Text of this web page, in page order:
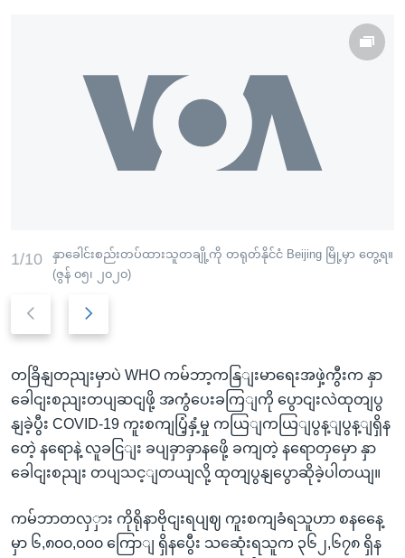
1/10
နှာခေါင်းစည်းတပ်ထားသူတချို့ကို တရုတ်နိုင်ငံ Beijing မြို့မှာ တွေ့ရ။
(ဇွန် ၀၅၊ ၂၀၂၀)
v
i
o
u
s
l
i
t
s
l
i
d
တခြိနျတညျးမှာပဲ WHO ကမ်ဘာ့ကနြျးမာရေးအဖှဲ့ကွီးက နှာ
ခေါငျးစညျးတပျဆငျဖို့ အကွံပေးခကြျကို ပွောငျးလဲထုတျပွ
နျခဲ့ပွီး COVID-19 ကူးစကျပြံ့နှံ့မှု ကယြျကယြျပွန့ျပွန့ျရှိန
တေဲ့ နရောနဲ့ လူခငြျး ခပျခှာခှာနဖေို့ ခကျတဲ့ နရောတှမှော နှာ
ခေါငျးစညျး တပျသင့ျတယျလို့ ထုတျပွနျပွောဆိုခဲ့ပါတယျ။
ကမ်ဘာတလှှား ကိုရိုနာဗိုငျးရပျဈ ကူးစကျခံရသူဟာ စနနေေ့
မှာ ၆,၈၀၀,၀၀၀ ကြောျ ရှိနပွေီး သဆေုံးရသူက ၃၆၂,၆၇၈ ရှိန